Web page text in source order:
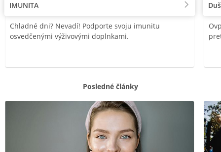
IMUNITA
Chladné dni? Nevadí! Podporte svoju imunitu
osvedčenými výživovými doplnkami.
Posledné články